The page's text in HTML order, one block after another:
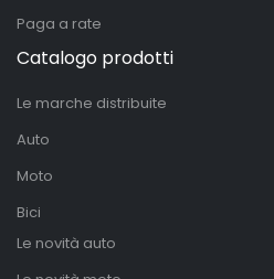
Paga a rate
Catalogo prodotti
Le marche distribuite
Auto
Moto
Bici
Le novità auto